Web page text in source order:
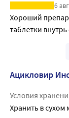
6
Хороший
таблетки
Ацикловир
Условия
Хранить в сухом